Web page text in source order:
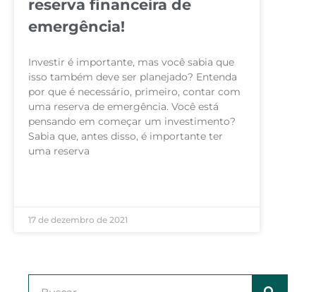
reserva financeira de
emergência!
Investir é importante, mas você sabia que
isso também deve ser planejado? Entenda
por que é necessário, primeiro, contar com
uma reserva de emergência. Você está
pensando em começar um investimento?
Sabia que, antes disso, é importante ter
uma reserva
17 de dezembro de 2021